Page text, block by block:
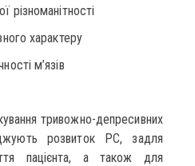
різноманітності
характеру
м’язів
тривожно-депресивних
розвиток РС, задля
пацієнта, а також для